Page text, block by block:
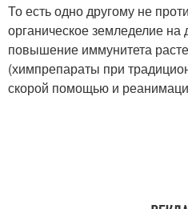
То есть одно другому не
органическое земледелие
повышение иммунитета
(химпрепараты при
скорой помощью и